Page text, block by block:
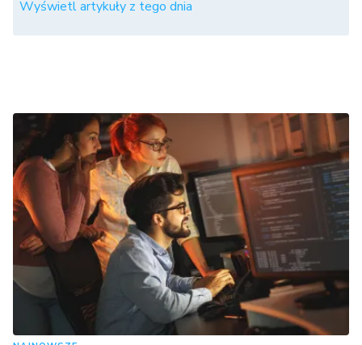
Wyświetl artykuły z tego dnia